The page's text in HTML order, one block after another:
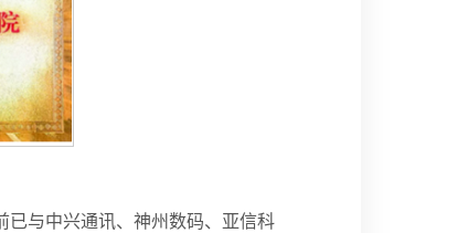
已与中兴通讯、神州数码、亚信科